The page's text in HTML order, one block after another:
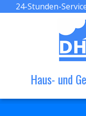
24-Stunden-
Haus- und